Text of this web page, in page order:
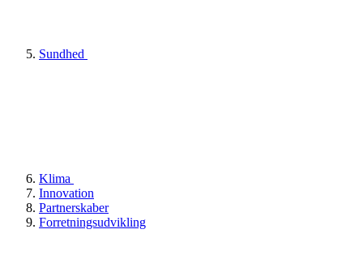
Sundhed
Klima
Innovation
Partnerskaber
Forretningsudvikling